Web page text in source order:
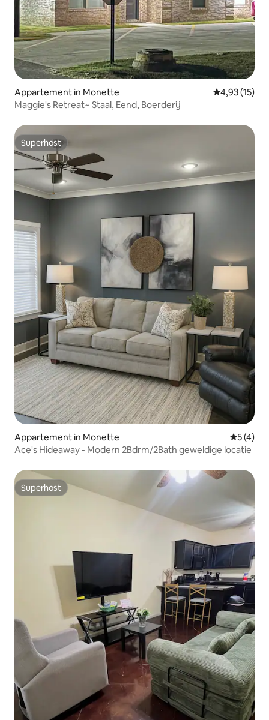
Appartement in Monette Gemiddelde
4,93 (15)
Maggie's Retreat~ Staal, Eend, Boerderij
Superhost
Superhost
Appartement in Monette
5 (4)
Ace's Hideaway - Modern 2Bdrm/2Bath geweldige locatie
Superhost
Superhost